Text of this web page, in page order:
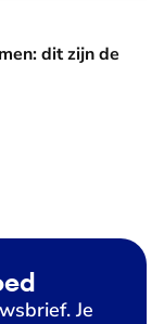
diademen
dit zijn de
Je